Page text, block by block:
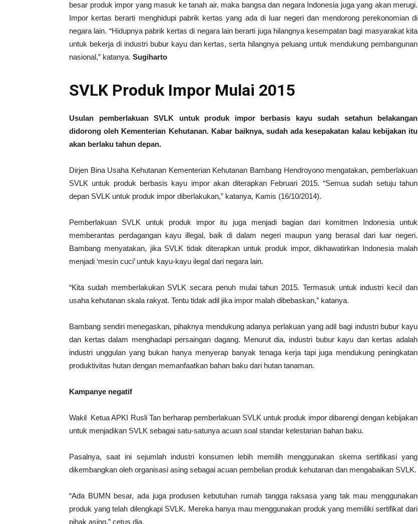
besar produk impor yang masuk ke tanah air, maka bangsa dan negara Indonesia juga yang akan merugi.
Impor kertas berarti menghidupi pabrik kertas yang ada di luar negeri dan mendorong perekonomian di
negara lain. “Hidupnya pabrik kertas di negara lain berarti juga hilangnya kesempatan bagi masyarakat kita
untuk bekerja di industri bubur kayu dan kertas, serta hilangnya peluang untuk mendukung pembangunan
nasional,” katanya. Sugiharto
SVLK Produk Impor Mulai 2015
Usulan pemberlakuan SVLK untuk produk impor berbasis kayu sudah setahun belakangan
didorong oleh Kementerian Kehutanan. Kabar baiknya, sudah ada kesepakatan kalau kebijakan itu
akan berlaku tahun depan.
Dirjen Bina Usaha Kehutanan Kementerian Kehutanan Bambang Hendroyono mengatakan, pemberlakuan
SVLK untuk produk berbasis kayu impor akan diterapkan Februari 2015. “Semua sudah setuju tahun
depan SVLK untuk produk impor diberlakukan,” katanya, Kamis (16/10/2014).
Pemberlakuan SVLK untuk produk impor itu juga menjadi bagian dari komitmen Indonesia untuk
memberantas perdagangan kayu illegal, baik di dalam negeri maupun yang berasal dari luar negeri.
Bambang menyatakan, jika SVLK tidak diterapkan untuk produk impor, dikhawatirkan Indonesia malah
menjadi ‘mesin cuci’ untuk kayu-kayu ilegal dari negara lain.
“Kita sudah memberlakukan SVLK secara penuh mulai tahun 2015. Termasuk untuk industri kecil dan
usaha kehutanan skala rakyat. Tentu tidak adil jika impor malah dibebaskan,” katanya.
Bambang sendiri menegaskan, pihaknya mendukung adanya perlakuan yang adil bagi industri bubur kayu
dan kertas dalam menghadapi persaingan dagang. Menurut dia, industri bubur kayu dan kertas adalah
industri unggulan yang bukan hanya menyerap banyak tenaga kerja tapi juga mendukung peningkatan
produktivitas hutan dengan memanfaatkan bahan baku dari hutan tanaman.
Kampanye negatif
Wakil Ketua APKI Rusli Tan berharap pemberlakuan SVLK untuk produk impor dibarengi dengan kebijakan
untuk menjadikan SVLK sebagai satu-satunya acuan soal standar kelestarian bahan baku.
Pasalnya, saat ini sejumlah industri konsumen lebih memilih menggunakan skema sertifikasi yang
dikembangkan oleh organisasi asing sebagai acuan pembelian produk kehutanan dan mengabaikan SVLK.
“Ada BUMN besar, ada juga produsen kebutuhan rumah tangga raksasa yang tak mau menggunakan
produk yang telah dilengkapi SVLK. Mereka hanya mau menggunakan produk yang memiliki sertifikat dari
pihak asing,” cetus dia.